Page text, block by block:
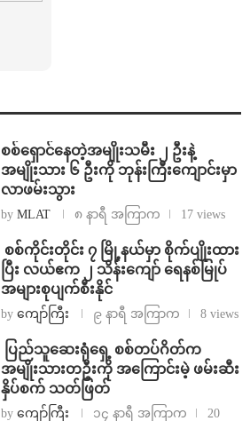
⁨စစ်ရှောင်နေတဲ့အမျိုးသမီး ၂ ဦးနဲ့
အမျိုးသား ၆ ဦးကို ဘုန်းကြီးကျောင်းမှာ
လာဖမ်းသွား
by MLAT ၈ နာရီ အကြာက 17 views
⁩ ⁨စစ်ကိုင်းတိုင်း ၇ မြို့နယ်မှာ စိုက်ပျိုးထား
ပြီး လယ်ဧက ၂ သိန်း​ကျော် ရေနစ်မြုပ်
အများစုပျက်စီးနိုင်
by ကျော်ကြီး ၉ နာရီ အကြာက 8 views
⁩ ⁨ပြည်သူဆေးရုံရှေ့ စစ်တပ်ဂိတ်က
အမျိုးသားတဦးကို အကြောင်းမဲ့ ဖမ်းဆီး
နှိပ်စက် သတ်ဖြတ်
by ကျော်ကြီး ၁၄ နာရီ အကြာက
20